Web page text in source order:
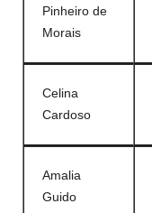
Pinheiro de
Morais
Celina
Cardoso
Amalia
Guido